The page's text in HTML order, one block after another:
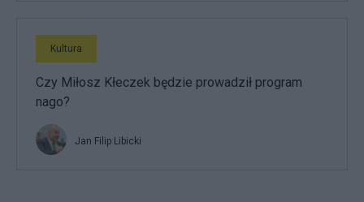
Kultura
Czy Miłosz Kłeczek będzie prowadził program
nago?
Jan Filip Libicki